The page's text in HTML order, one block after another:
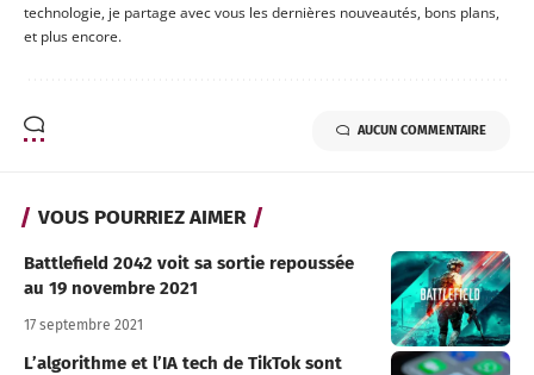
technologie, je partage avec vous les dernières nouveautés, bons plans,
et plus encore.
AUCUN COMMENTAIRE
VOUS POURRIEZ AIMER
Battlefield 2042 voit sa sortie repoussée
au 19 novembre 2021
17 septembre 2021
L’algorithme et l’IA tech de TikTok sont